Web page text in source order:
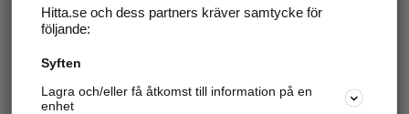
Hitta.se - Gratis nummerupplysning.
Sök företag, personer och platser.
Hitta.se och dess partners kräver samtycke för
följande:
Syften
Lagra och/eller få åtkomst till information på en
enhet